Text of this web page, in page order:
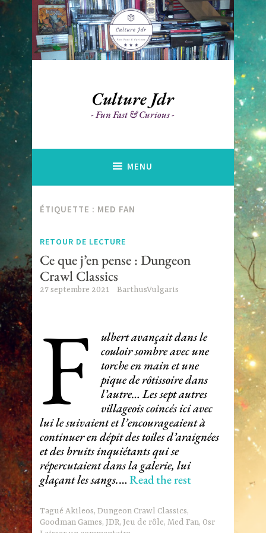
Accéder
au
contenu
principal
Culture Jdr
Fun Fast & Curious
MENU
ÉTIQUETTE : MED FAN
RETOUR DE LECTURE
Ce que j’en pense : Dungeon
Crawl Classics
27 septembre 2021 BarthusVulgaris
F
ulbert avançait dans le
couloir sombre avec une
torche en main et une
pique de rôtissoire dans
l’autre… Les sept autres
villageois coincés ici avec
lui le suivaient et l’encourageaient à
continuer en dépit des toiles d’araignées
et des bruits inquiétants qui se
répercutaient dans la galerie, lui
glaçant les sangs.…Read the rest
TaguéAkileos,Dungeon Crawl Classics,
Goodman Games,JDR,Jeu de rôle,Med Fan,Osr